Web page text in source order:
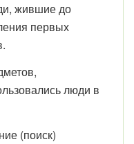
жившие до
первых
люди в
(поиск)